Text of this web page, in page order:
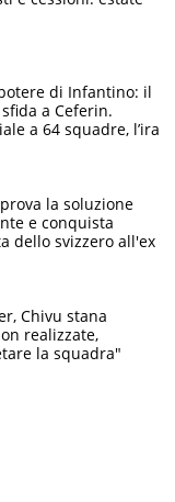
di Infantino: il
a Ceferin.
a 64 squadre, l’ira
la soluzione
e conquista
dello svizzero all'ex
Chivu stana
realizzate,
la squadra"